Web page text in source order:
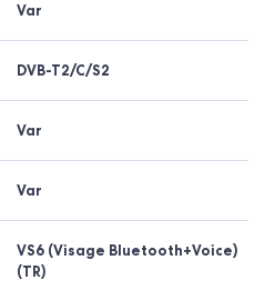
Var
DVB-T2/C/S2
Var
Var
VS6 (Visage Bluetooth+Voice)
(TR)